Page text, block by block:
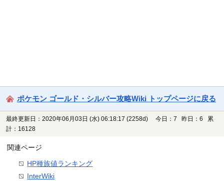
ポケモン ゴールド・シルバー攻略Wiki トップページに戻る
最終更新日：2020年06月03日 (水) 06:18:17 (2258d)
今日：7 昨日：6 累
計：16128
関連ページ
HP種族値ランキング
InterWiki